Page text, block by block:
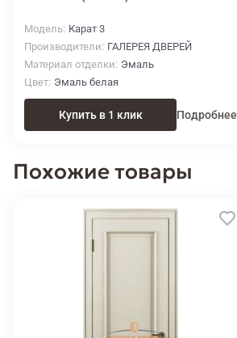
Модель Карат 3
Производители ГАЛЕРЕЯ ДВЕРЕЙ
Материал отделки Эмаль
Цвет Эмаль белая
Купить в 1 клик Подробнее
Похожие товары